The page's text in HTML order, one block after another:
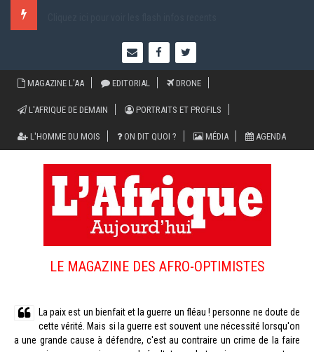
MAGAZINE L'AA EDITORIAL DRONE
L'AFRIQUE DE DEMAIN PORTRAITS ET PROFILS
L'HOMME DU MOIS ON DIT QUOI ? MÉDIA AGENDA
LE MAGAZINE DES AFRO-OPTIMISTES
La paix est un bienfait et la guerre un fléau ! personne ne doute de
cette vérité. Mais si la guerre est souvent une nécessité lorsqu'on
a une grande cause à défendre, c'est au contraire un crime de la faire